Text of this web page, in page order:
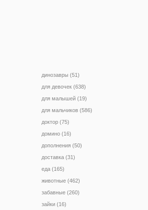
динозавры (51)
для девочек (638)
для малышей (19)
для мальчиков (586)
доктор (75)
домино (16)
дополнения (50)
доставка (31)
еда (165)
животные (462)
забавные (260)
зайки (16)